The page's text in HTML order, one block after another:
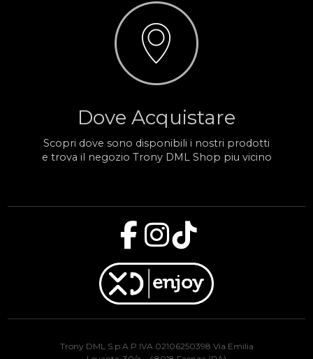
Dove Acquistare
Scopri dove sono disponibili i nostri prodotti
e trova il negozio Trony DML Shop piu vicino
Trony DML S.p.A P.IVA 02106250398 Via Emilia